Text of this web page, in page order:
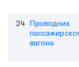
24 Проводник
вагона